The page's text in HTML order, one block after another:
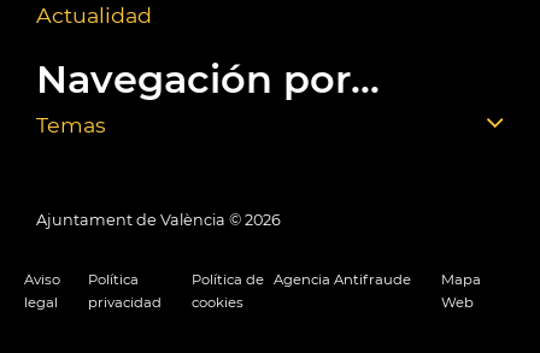
Actualidad
Navegación por...
Temas
Ajuntament de València © 2026
Aviso
legal
Política
privacidad
Política de
cookies
Agencia Antifraude
Mapa
Web